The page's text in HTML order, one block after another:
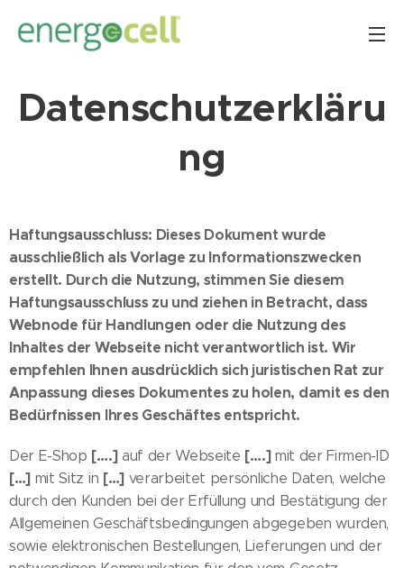
Datenschutzerkläru
ng
Haftungsausschluss: Dieses Dokument wurde
ausschließlich als Vorlage zu Informationszwecken
erstellt. Durch die Nutzung, stimmen Sie diesem
Haftungsausschluss zu und ziehen in Betracht, dass
Webnode für Handlungen oder die Nutzung des
Inhaltes der Webseite nicht verantwortlich ist. Wir
empfehlen Ihnen ausdrücklich sich juristischen Rat zur
Anpassung dieses Dokumentes zu holen, damit es den
Bedürfnissen Ihres Geschäftes entspricht.
Der E-Shop [….]auf der Webseite [….]mit der Firmen-ID
[…] mit Sitz in […]verarbeitet persönliche Daten, welche
durch den Kunden bei der Erfüllung und Bestätigung der
Allgemeinen Geschäftsbedingungen abgegeben wurden,
sowie elektronischen Bestellungen, Lieferungen und der